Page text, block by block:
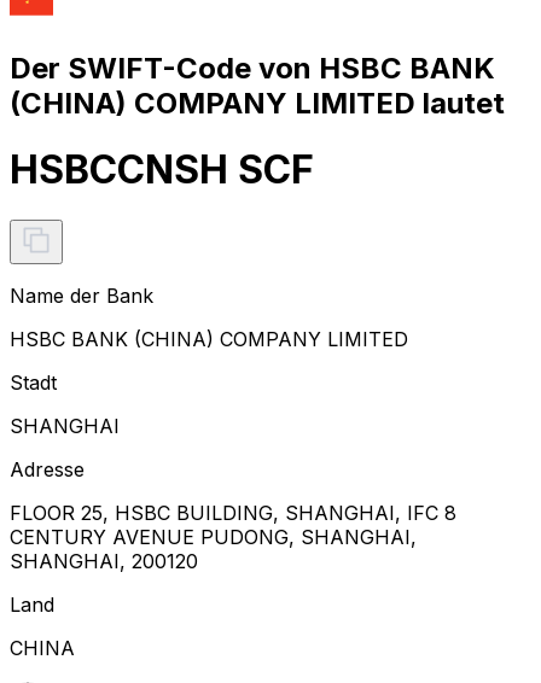
Der SWIFT-Code von HSBC BANK
(CHINA) COMPANY LIMITED lautet
HSBCCNSH SCF
Name der Bank
HSBC BANK (CHINA) COMPANY LIMITED
Stadt
SHANGHAI
Adresse
FLOOR 25, HSBC BUILDING, SHANGHAI, IFC 8
CENTURY AVENUE PUDONG, SHANGHAI,
SHANGHAI, 200120
Land
CHINA